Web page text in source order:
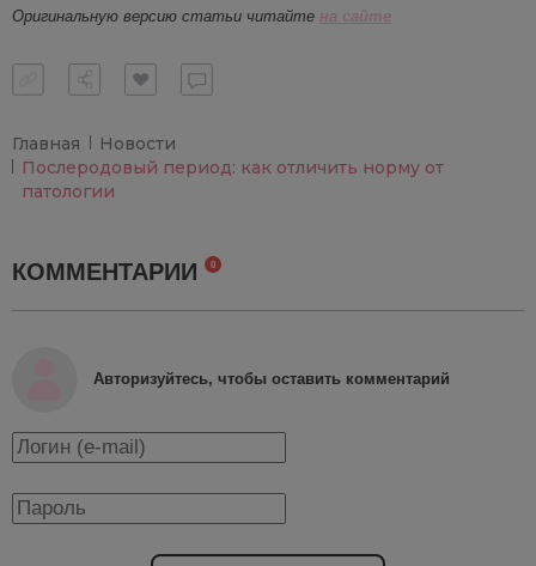
Оригинальную версию статьи читайте на сайте
Главная
Новости
Послеродовый период: как отличить норму от
патологии
КОММЕНТАРИИ 0
Авторизуйтесь, чтобы оставить комментарий